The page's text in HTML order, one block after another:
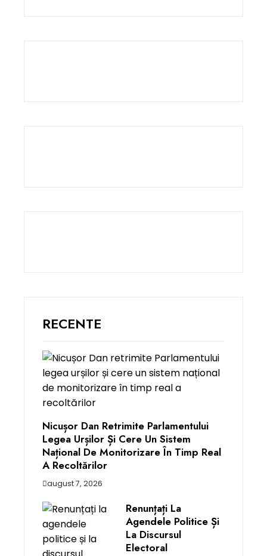
RECENTE
Nicușor Dan Retrimite Parlamentului
Legea Urșilor Și Cere Un Sistem
Național De Monitorizare În Timp Real
A Recoltărilor
august 7, 2026
Renunțați La
Agendele Politice Și
La Discursul
Electoral